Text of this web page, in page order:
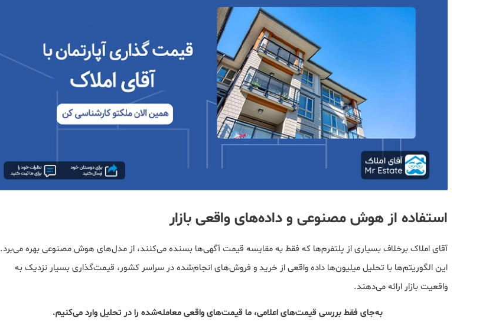
استفاده از هوش مصنوعی و داده‌های واقعی بازار
آقای املاک برخلاف بسیاری از پلتفرم‌ها که فقط به مقایسه قیمت آگهی‌ها بسنده می‌کنند، از مدل‌های هوش مصنوعی بهره می‌برد.
این الگوریتم‌ها با تحلیل میلیون‌ها داده واقعی از خرید و فروش‌های انجام‌شده در سراسر کشور، قیمت‌گذاری بسیار نزدیک به
واقعیت بازار ارائه می‌دهند.
به‌جای فقط بررسی قیمت‌های اعلامی، ما قیمت‌های واقعی معامله‌شده را در تحلیل وارد می‌کنیم.